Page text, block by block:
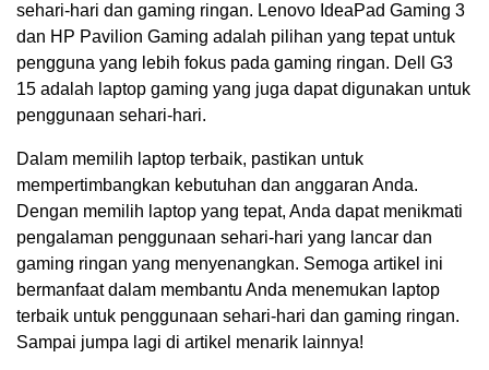
sehari-hari dan gaming ringan. Lenovo IdeaPad Gaming 3
dan HP Pavilion Gaming adalah pilihan yang tepat untuk
pengguna yang lebih fokus pada gaming ringan. Dell G3
15 adalah laptop gaming yang juga dapat digunakan untuk
penggunaan sehari-hari.
Dalam memilih laptop terbaik, pastikan untuk
mempertimbangkan kebutuhan dan anggaran Anda.
Dengan memilih laptop yang tepat, Anda dapat menikmati
pengalaman penggunaan sehari-hari yang lancar dan
gaming ringan yang menyenangkan. Semoga artikel ini
bermanfaat dalam membantu Anda menemukan laptop
terbaik untuk penggunaan sehari-hari dan gaming ringan.
Sampai jumpa lagi di artikel menarik lainnya!